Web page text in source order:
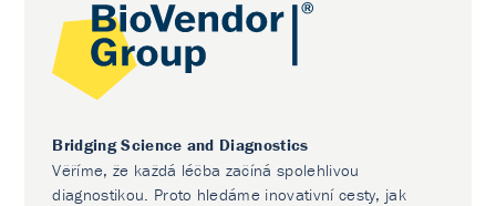
Bridging Science and Diagnostics
Věříme, že každá léčba začíná spolehlivou
diagnostikou. Proto hledáme inovativní cesty, jak